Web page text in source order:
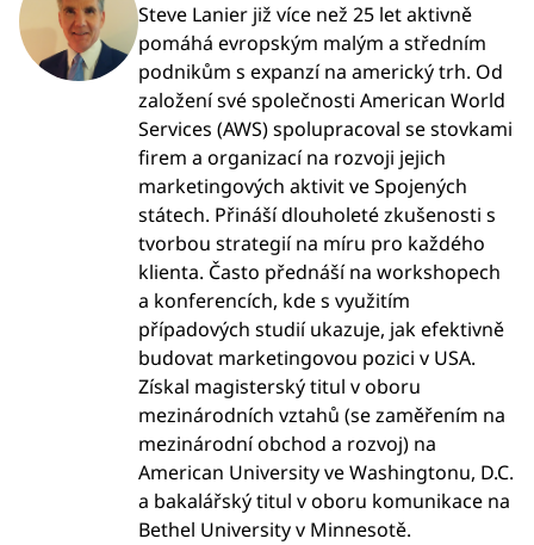
Steve Lanier již více než 25 let aktivně
pomáhá evropským malým a středním
podnikům s expanzí na americký trh. Od
založení své společnosti American World
Services (AWS) spolupracoval se stovkami
firem a organizací na rozvoji jejich
marketingových aktivit ve Spojených
státech. Přináší dlouholeté zkušenosti s
tvorbou strategií na míru pro každého
klienta. Často přednáší na workshopech
a konferencích, kde s využitím
případových studií ukazuje, jak efektivně
budovat marketingovou pozici v USA.
Získal magisterský titul v oboru
mezinárodních vztahů (se zaměřením na
mezinárodní obchod a rozvoj) na
American University ve Washingtonu, D.C.
a bakalářský titul v oboru komunikace na
Bethel University v Minnesotě.